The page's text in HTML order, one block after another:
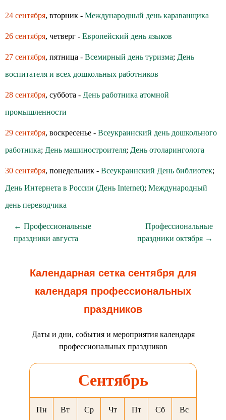
24 сентября, вторник - Международный день караванщика
26 сентября, четверг - Европейский день языков
27 сентября, пятница - Всемирный день туризма; День
воспитателя и всех дошкольных работников
28 сентября, суббота - День работника атомной
промышленности
29 сентября, воскресенье - Всеукраинский день дошкольного
работника; День машиностроителя; День отоларинголога
30 сентября, понедельник - Всеукраинский День библиотек;
День Интернета в России (День Internet); Международный
день переводчика
← Профессиональные
праздники августа
Профессиональные
праздники октября →
Календарная сетка сентября для
календаря профессиональных
праздников
Даты и дни, события и мероприятия календаря
профессиональных праздников
Сентябрь
Пн Вт Ср Чт Пт Сб Вс